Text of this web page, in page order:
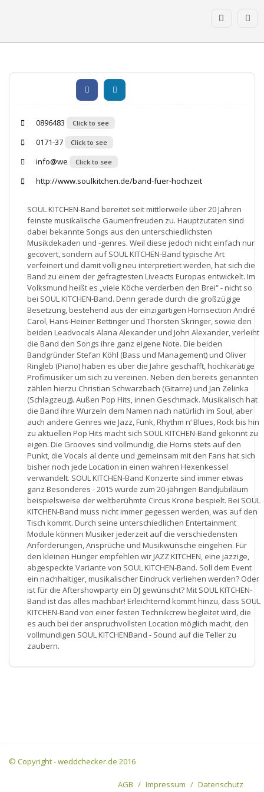
0896483 Click to see
0171-37 Click to see
info@we Click to see
http://www.soulkitchen.de/band-fuer-hochzeit
SOUL KITCHEN-Band bereitet seit mittlerweile über 20 Jahren
feinste musikalische Gaumenfreuden zu. Hauptzutaten sind
dabei bekannte Songs aus den unterschiedlichsten
Musikdekaden und -genres. Weil diese jedoch nicht einfach nur
gecovert, sondern auf SOUL KITCHEN-Band typische Art
verfeinert und damit völlig neu interpretiert werden, hat sich die
Band zu einem der gefragtesten Liveacts Europas entwickelt. Im
Volksmund heißt es „viele Köche verderben den Brei“ - nicht so
bei SOUL KITCHEN-Band. Denn gerade durch die großzügige
Besetzung, bestehend aus der einzigartigen Hornsection André
Carol, Hans-Heiner Bettinger und Thorsten Skringer, sowie den
beiden Leadvocals Alana Alexander und John Alexander, verleiht
die Band den Songs ihre ganz eigene Note. Die beiden
Bandgründer Stefan Köhl (Bass und Management) und Oliver
Ringleb (Piano) haben es über die Jahre geschafft, hochkarätige
Profimusiker um sich zu vereinen. Neben den bereits genannten
zählen hierzu Christian Schwarzbach (Gitarre) und Jan Zelinka
(Schlagzeug). Außen Pop Hits, innen Geschmack. Musikalisch hat
die Band ihre Wurzeln dem Namen nach natürlich im Soul, aber
auch andere Genres wie Jazz, Funk, Rhythm n‘ Blues, Rock bis hin
zu aktuellen Pop Hits macht sich SOUL KITCHEN-Band gekonnt zu
eigen. Die Grooves sind vollmundig, die Horns stets auf den
Punkt, die Vocals al dente und gemeinsam mit den Fans hat sich
bisher noch jede Location in einen wahren Hexenkessel
verwandelt. SOUL KITCHEN-Band Konzerte sind immer etwas
ganz Besonderes - 2015 wurde zum 20-jährigen Bandjubiläum
beispielsweise der weltberühmte Circus Krone bespielt. Bei SOUL
KITCHEN-Band muss nicht immer gegessen werden, was auf den
Tisch kommt. Durch seine unterschiedlichen Entertainment
Module können Musiker jederzeit auf die verschiedensten
Anforderungen, Ansprüche und Musikwünsche eingehen. Für
den kleinen Hunger empfehlen wir JAZZ KITCHEN, eine jazzige,
abgespeckte Variante von SOUL KITCHEN-Band. Soll dem Event
ein nachhaltiger, musikalischer Eindruck verliehen werden? Oder
ist für die Aftershowparty ein DJ gewünscht? Mit SOUL KITCHEN-
Band ist das alles machbar! Erleichternd kommt hinzu, dass SOUL
KITCHEN-Band von einer festen Technikcrew begleitet wird, die
es auch bei der anspruchvollsten Location möglich macht, den
vollmundigen SOUL KITCHENBand - Sound auf die Teller zu
zaubern.
© Copyright - weddchecker.de 2016
AGB Impressum Datenschutz